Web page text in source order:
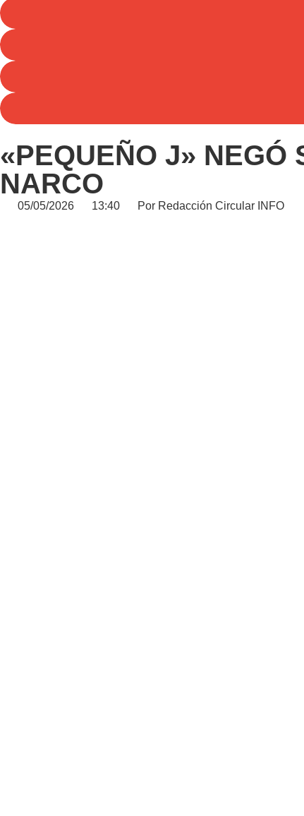
«PEQUEÑO J» NEGÓ
NARCO
05/05/2026 13:40 Por Redacción Circular INFO